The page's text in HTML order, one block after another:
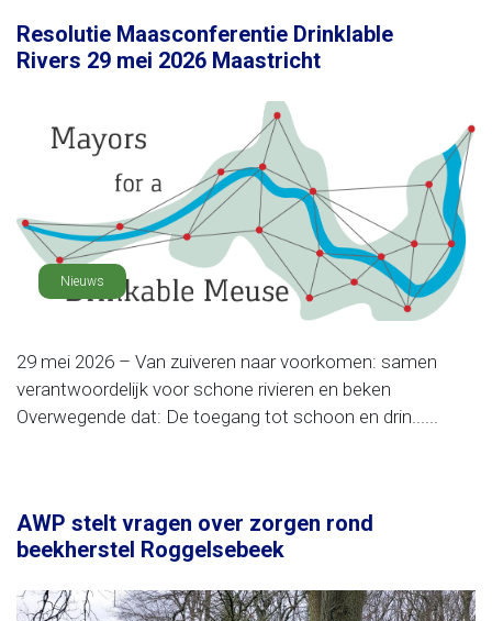
Resolutie Maasconferentie Drinklable
Rivers 29 mei 2026 Maastricht
Nieuws
29 mei 2026 – Van zuiveren naar voorkomen: samen
verantwoordelijk voor schone rivieren en beken
Overwegende dat: De toegang tot schoon en drin......
AWP stelt vragen over zorgen rond
beekherstel Roggelsebeek